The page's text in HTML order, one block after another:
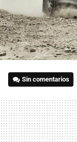
Sin comentarios